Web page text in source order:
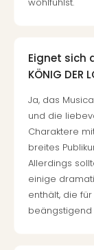
Eignet sich
KÖNIG DER
Ja, das
und die
Charaktere
breites
Allerdings
einige
enthält, die
beängstigend